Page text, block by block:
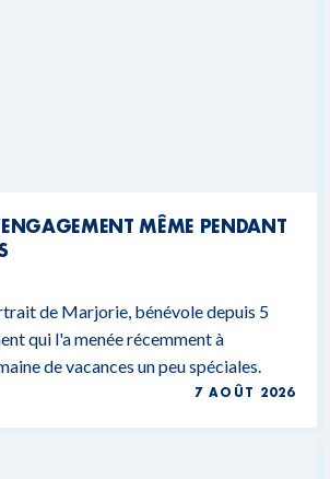
MÊME PENDANT
de Marjorie, bénévole depuis 5
qui l'a menée récemment à
de vacances un peu spéciales.
7 AOÛT 2026